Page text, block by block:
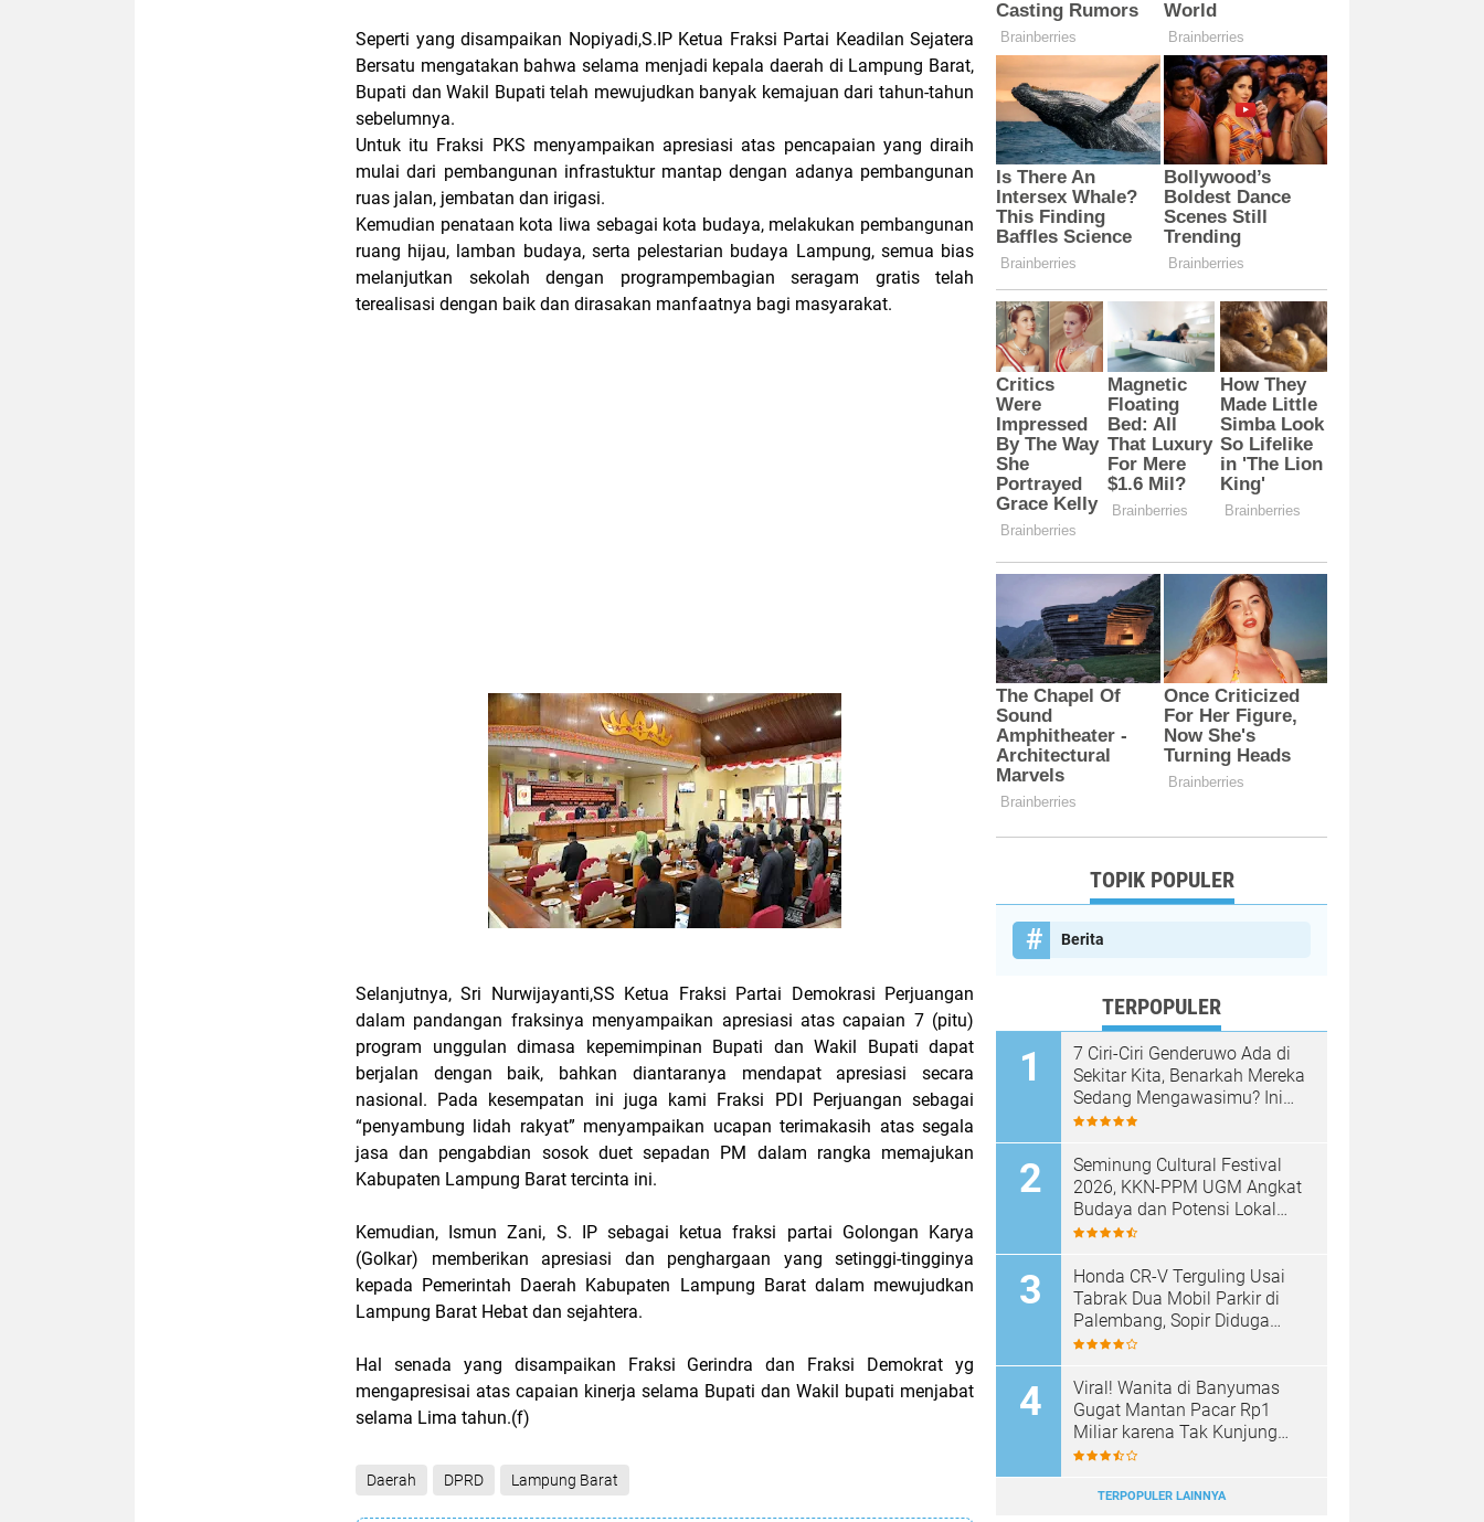
Seperti yang disampaikan Nopiyadi,S.IP Ketua Fraksi Partai Keadilan Sejatera
Bersatu mengatakan bahwa selama menjadi kepala daerah di Lampung Barat,
Bupati dan Wakil Bupati telah mewujudkan banyak kemajuan dari tahun-tahun
sebelumnya.
Untuk itu Fraksi PKS menyampaikan apresiasi atas pencapaian yang diraih
mulai dari pembangunan infrastuktur mantap dengan adanya pembangunan
ruas jalan, jembatan dan irigasi.
Kemudian penataan kota liwa sebagai kota budaya, melakukan pembangunan
ruang hijau, lamban budaya, serta pelestarian budaya Lampung, semua bias
melanjutkan sekolah dengan programpembagian seragam gratis telah
terealisasi dengan baik dan dirasakan manfaatnya bagi masyarakat.
Selanjutnya, Sri Nurwijayanti,SS Ketua Fraksi Partai Demokrasi Perjuangan
dalam pandangan fraksinya menyampaikan apresiasi atas capaian 7 (pitu)
program unggulan dimasa kepemimpinan Bupati dan Wakil Bupati dapat
berjalan dengan baik, bahkan diantaranya mendapat apresiasi secara
nasional. Pada kesempatan ini juga kami Fraksi PDI Perjuangan sebagai
“penyambung lidah rakyat” menyampaikan ucapan terimakasih atas segala
jasa dan pengabdian sosok duet sepadan PM dalam rangka memajukan
Kabupaten Lampung Barat tercinta ini.
Kemudian, Ismun Zani, S. IP sebagai ketua fraksi partai Golongan Karya
(Golkar) memberikan apresiasi dan penghargaan yang setinggi-tingginya
kepada Pemerintah Daerah Kabupaten Lampung Barat dalam mewujudkan
Lampung Barat Hebat dan sejahtera.
Hal senada yang disampaikan Fraksi Gerindra dan Fraksi Demokrat yg
mengapresisai atas capaian kinerja selama Bupati dan Wakil bupati menjabat
selama Lima tahun.(f)
Daerah DPRD Lampung Barat
TOPIK POPULER
Berita
TERPOPULER
7 Ciri-Ciri Genderuwo Ada di
Sekitar Kita, Benarkah Mereka
Sedang Mengawasimu? Ini
Tanda-Tanda yang Sering
Seminung Cultural Festival
2026, KKN-PPM UGM Angkat
Budaya dan Potensi Lokal
Lumbok Seminung
Honda CR-V Terguling Usai
Tabrak Dua Mobil Parkir di
Palembang, Sopir Diduga
Mabuk
Viral! Wanita di Banyumas
Gugat Mantan Pacar Rp1
Miliar karena Tak Kunjung
Dinikahi Setelah 9 Tahun
TERPOPULER LAINNYA